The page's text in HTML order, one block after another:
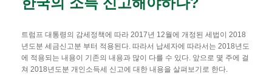
트럼프 대통령의 감세정책에 따라 2017년 12월에 개정된 세법이 2018
년도분 세금신고분 부터 적용된다. 따라서 납세자에 따라서는 2018년도
에 적용되는 내용이 기존의 내용과 많이 다를 수 있다. 앞으로 몇 주에 걸
쳐 2018년도분 개인소득세 신고에 대한 내용을 살펴보기로 한다.